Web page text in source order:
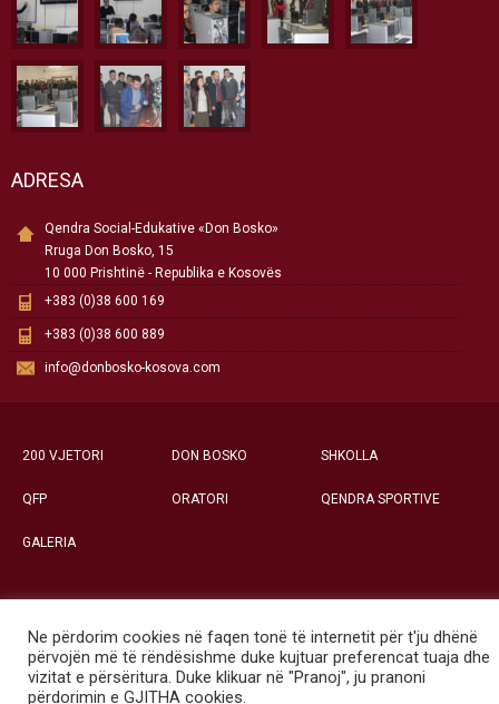
ADRESA
Qendra Social-Edukative «Don Bosko»
Rruga Don Bosko, 15
10 000 Prishtinë - Republika e Kosovës
+383 (0)38 600 169
+383 (0)38 600 889
info@donbosko-kosova.com
200 VJETORI DON BOSKO SHKOLLA
QFP ORATORI QENDRA SPORTIVE
GALERIA
Të gjitha të drejtat e rezervuara ©
Qendra Social-Edukative «Don Bosko» - Prishtinë
Ne përdorim cookies në faqen tonë të internetit për t'ju dhënë
përvojën më të rëndësishme duke kujtuar preferencat tuaja dhe
vizitat e përsëritura. Duke klikuar në "Pranoj", ju pranoni
përdorimin e GJITHA cookies.